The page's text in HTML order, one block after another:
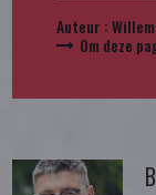
Auteur :
Om deze